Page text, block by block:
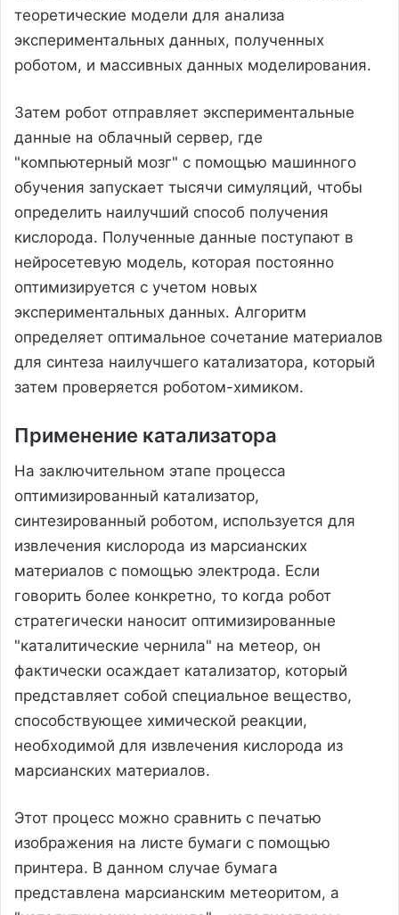
теоретические модели для анализа
экспериментальных данных, полученных
роботом, и массивных данных моделирования.
Затем робот отправляет экспериментальные
данные на облачный сервер, где
"компьютерный мозг" с помощью машинного
обучения запускает тысячи симуляций, чтобы
определить наилучший способ получения
кислорода. Полученные данные поступают в
нейросетевую модель, которая постоянно
оптимизируется с учетом новых
экспериментальных данных. Алгоритм
определяет оптимальное сочетание материалов
для синтеза наилучшего катализатора, который
затем проверяется роботом-химиком.
Применение катализатора
На заключительном этапе процесса
оптимизированный катализатор,
синтезированный роботом, используется для
извлечения кислорода из марсианских
материалов с помощью электрода. Если
говорить более конкретно, то когда робот
стратегически наносит оптимизированные
"каталитические чернила" на метеор, он
фактически осаждает катализатор, который
представляет собой специальное вещество,
способствующее химической реакции,
необходимой для извлечения кислорода из
марсианских материалов.
Этот процесс можно сравнить с печатью
изображения на листе бумаги с помощью
принтера. В данном случае бумага
представлена марсианским метеоритом, а